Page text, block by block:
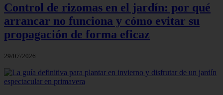
Control de rizomas en el jardín: por qué
arrancar no funciona y cómo evitar su
propagación de forma eficaz
29/07/2026